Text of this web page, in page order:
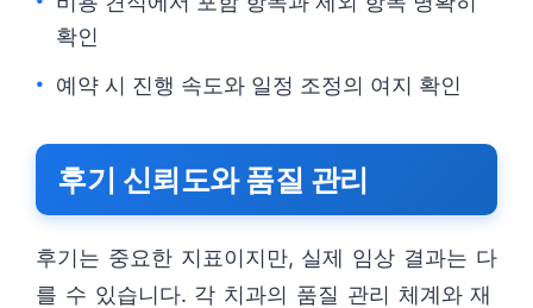
확인
예약 시 진행 속도와 일정 조정의 여지 확인
후기 신뢰도와 품질 관리
후기는 중요한 지표이지만, 실제 임상 결과는 다
를 수 있습니다. 각 치과의 품질 관리 체계와 재